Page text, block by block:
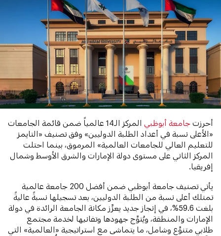
أحرزتجامعة أبوظبي
المركز الـ14 عالمياً ضمن قائمة الجامعات
«الأعلى نسبة في أعداد الطلبة الدوليين» وفق تصنيف «التايمز
للتعليم العالي للجامعات العالمية» المرموق، بينما احتلت
المركز الثاني على مستوى دولة الإمارات والشرق الأوسط وشمال
إفريقيا.
يأتي تصنيف جامعة أبوظبي ضمن أفضل 200 جامعة عالمية
تمتلك أعلى نسبة من الطلبة الدوليين، بعد تسجيلها نسبةً عاليةً
بلغت 59.6%، في إنجاز جديد يعزِّز مكانة الجامعة الرائدة في دولة
الإمارات والمنطقة، ويُتوِّج جهودها وتفانيها لخدمة مجتمع
طلابي متنوِّع وشامل، ما يتماشى مع استراتيجية «العالمية» التي